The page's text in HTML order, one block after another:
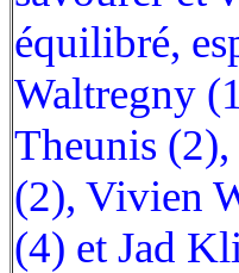
équilibré,
Waltregny
Theunis (2),
(2), Vivien
(4) et Jad